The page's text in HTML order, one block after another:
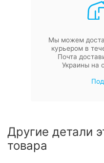
Мы можем
курьером в
Почта
Украины на
Другие детали
товара